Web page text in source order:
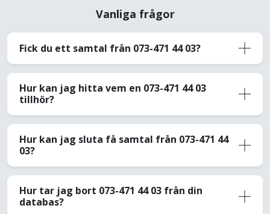
Vanliga frågor
Fick du ett samtal från 073-471 44 03?
Hur kan jag hitta vem en 073-471 44 03
tillhör?
Hur kan jag sluta få samtal från 073-471 44
03?
Hur tar jag bort 073-471 44 03 från din
databas?